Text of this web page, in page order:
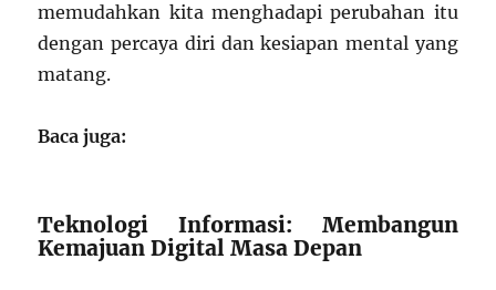
memudahkan kita menghadapi perubahan itu
dengan percaya diri dan kesiapan mental yang
matang.
Baca juga:
Teknologi Informasi: Membangun
Kemajuan Digital Masa Depan